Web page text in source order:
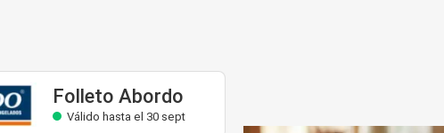
Folleto Abordo
Válido hasta el 30 sept